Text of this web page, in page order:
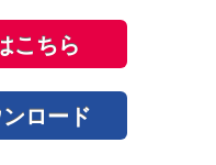
こちら
ロード